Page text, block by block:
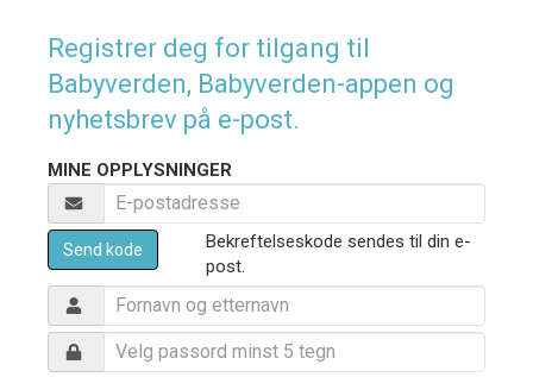
Registrer deg for tilgang til
Babyverden, Babyverden-appen og
nyhetsbrev på e-post.
MINE OPPLYSNINGER
Send kode
Bekreftelseskode sendes til din e-
post.